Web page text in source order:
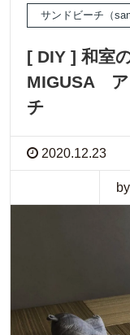
サンドビーチ（
[ DIY ] 和室
MIGUSA
チ
2020.12.23